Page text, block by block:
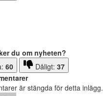
du om nyheten?
60 Dåligt: 37
är stängda för detta inlägg.